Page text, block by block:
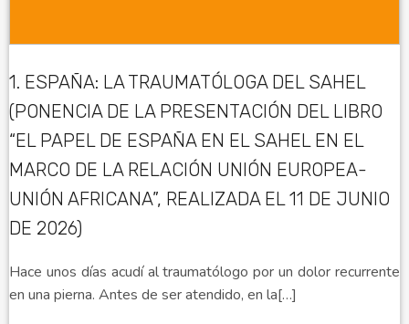
1. ESPAÑA: LA TRAUMATÓLOGA DEL SAHEL
(PONENCIA DE LA PRESENTACIÓN DEL LIBRO
“EL PAPEL DE ESPAÑA EN EL SAHEL EN EL
MARCO DE LA RELACIÓN UNIÓN EUROPEA-
UNIÓN AFRICANA”, REALIZADA EL 11 DE JUNIO
DE 2026)
Hace unos días acudí al traumatólogo por un dolor recurrente
en una pierna. Antes de ser atendido, en la[…]